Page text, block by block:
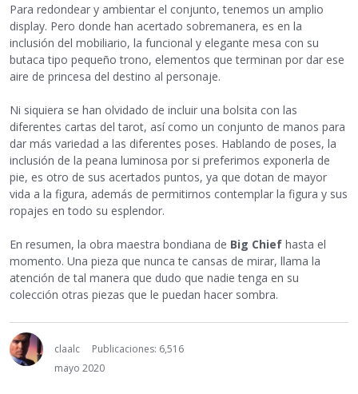
Para redondear y ambientar el conjunto, tenemos un amplio
display. Pero donde han acertado sobremanera, es en la
inclusión del mobiliario, la funcional y elegante mesa con su
butaca tipo pequeño trono, elementos que terminan por dar ese
aire de princesa del destino al personaje.
Ni siquiera se han olvidado de incluir una bolsita con las
diferentes cartas del tarot, así como un conjunto de manos para
dar más variedad a las diferentes poses. Hablando de poses, la
inclusión de la peana luminosa por si preferimos exponerla de
pie, es otro de sus acertados puntos, ya que dotan de mayor
vida a la figura, además de permitirnos contemplar la figura y sus
ropajes en todo su esplendor.
En resumen, la obra maestra bondiana de Big Chief hasta el
momento. Una pieza que nunca te cansas de mirar, llama la
atención de tal manera que dudo que nadie tenga en su
colección otras piezas que le puedan hacer sombra.
claalc
Publicaciones: 6,516
mayo 2020